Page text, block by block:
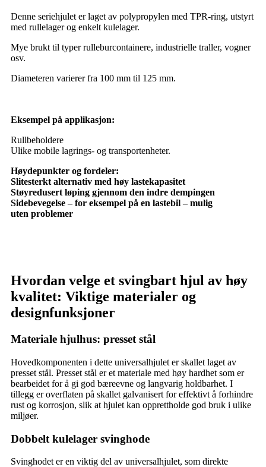
Denne seriehjulet er laget av polypropylen med TPR-ring, utstyrt
med rullelager og enkelt kulelager.
Mye brukt til typer rulleburcontainere, industrielle traller, vogner
osv.
Diameteren varierer fra 100 mm til 125 mm.
Eksempel på applikasjon:
Rullbeholdere
Ulike mobile lagrings- og transportenheter.
Høydepunkter og fordeler:
Slitesterkt alternativ med høy lastekapasitet
Støyredusert løping gjennom den indre dempingen
Sidebevegelse – for eksempel på en lastebil – mulig
uten problemer
Hvordan velge et svingbart hjul av høy
kvalitet: Viktige materialer og
designfunksjoner
Materiale hjulhus: presset stål
Hovedkomponenten i dette universalhjulet er skallet laget av
presset stål. Presset stål er et materiale med høy hardhet som er
bearbeidet for å gi god bæreevne og langvarig holdbarhet. I
tillegg er overflaten på skallet galvanisert for effektivt å forhindre
rust og korrosjon, slik at hjulet kan opprettholde god bruk i ulike
miljøer.
Dobbelt kulelager svinghode
Svinghodet er en viktig del av universalhjulet, som direkte